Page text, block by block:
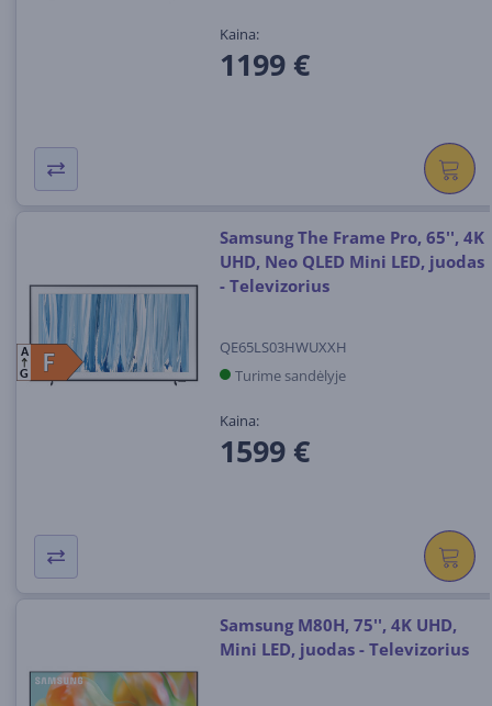
Kaina:
1199 €
F
F
A
G
Samsung The Frame Pro, 65'', 4K
UHD, Neo QLED Mini LED, juodas
- Televizorius
QE65LS03HWUXXH
Turime sandėlyje
Kaina:
1599 €
Samsung M80H, 75'', 4K UHD,
Mini LED, juodas - Televizorius